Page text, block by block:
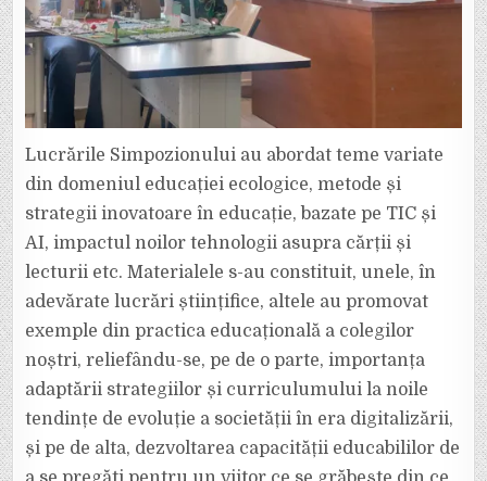
Lucrările Simpozionului au abordat teme variate
din domeniul educației ecologice, metode și
strategii inovatoare în educație, bazate pe TIC și
AI, impactul noilor tehnologii asupra cărții și
lecturii etc. Materialele s-au constituit, unele, în
adevărate lucrări științifice, altele au promovat
exemple din practica educațională a colegilor
noștri, reliefându-se, pe de o parte, importanța
adaptării strategiilor și curriculumului la noile
tendințe de evoluție a societății în era digitalizării,
și pe de alta, dezvoltarea capacității educabililor de